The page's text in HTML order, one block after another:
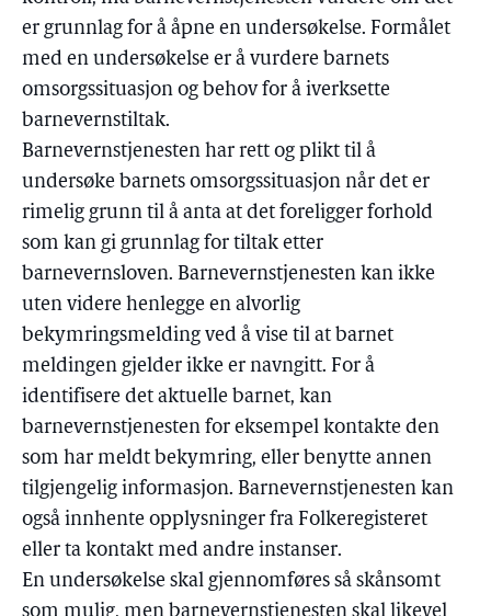
er grunnlag for å åpne en undersøkelse. Formålet
med en undersøkelse er å vurdere barnets
omsorgssituasjon og behov for å iverksette
barnevernstiltak.
Barnevernstjenesten har rett og plikt til å
undersøke barnets omsorgssituasjon når det er
rimelig grunn til å anta at det foreligger forhold
som kan gi grunnlag for tiltak etter
barnevernsloven. Barnevernstjenesten kan ikke
uten videre henlegge en alvorlig
bekymringsmelding ved å vise til at barnet
meldingen gjelder ikke er navngitt. For å
identifisere det aktuelle barnet, kan
barnevernstjenesten for eksempel kontakte den
som har meldt bekymring, eller benytte annen
tilgjengelig informasjon. Barnevernstjenesten kan
også innhente opplysninger fra Folkeregisteret
eller ta kontakt med andre instanser.
En undersøkelse skal gjennomføres så skånsomt